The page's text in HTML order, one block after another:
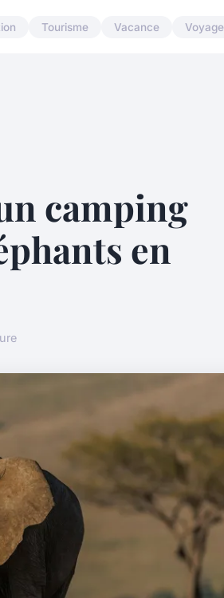
Tourisme Vacance Voyage
camping
en